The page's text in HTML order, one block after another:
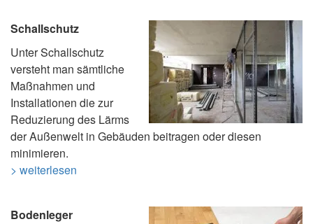
Schallschutz
Unter Schallschutz
versteht man sämtliche
Maßnahmen und
Installationen die zur
Reduzierung des Lärms
der Außenwelt in Gebäuden beitragen oder diesen
minimieren.
> weiterlesen
Bodenleger